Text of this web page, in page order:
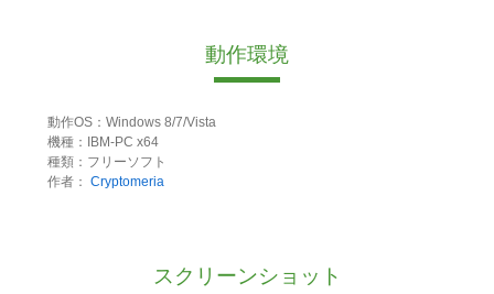
動作環境
動作OS：Windows 8/7/Vista
機種：IBM-PC x64
種類：フリーソフト
作者： Cryptomeria
スクリーンショット